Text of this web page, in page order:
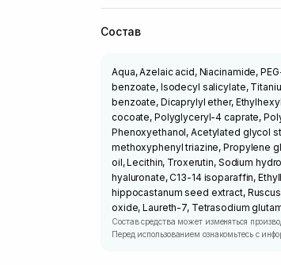
Состав
Aqua, Azelaic acid, Niacinamide,
benzoate, Isodecyl salicylate,
benzoate, Dicaprylyl ether,
cocoate, Polyglyceryl-4 caprate,
Phenoxyethanol, Acetylated glycol
methoxyphenyl triazine, Propylene
oil, Lecithin, Troxerutin, Sodium
hyaluronate, C13-14 isoparaffin,
hippocastanum seed extract,
oxide, Laureth-7, Tetrasodium
Состав средства может изменяться
Перед использованием ознакомьтесь с